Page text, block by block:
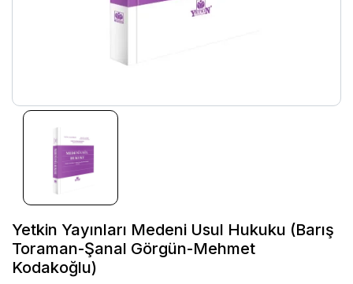
Yetkin Yayınları Medeni Usul Hukuku (Barış
Toraman-Şanal Görgün-Mehmet
Kodakoğlu)